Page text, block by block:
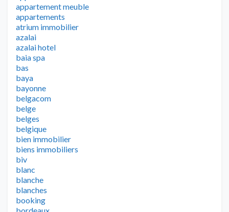
appartement meuble
appartements
atrium immobilier
azalai
azalai hotel
baia spa
bas
baya
bayonne
belgacom
belge
belges
belgique
bien immobilier
biens immobiliers
biv
blanc
blanche
blanches
booking